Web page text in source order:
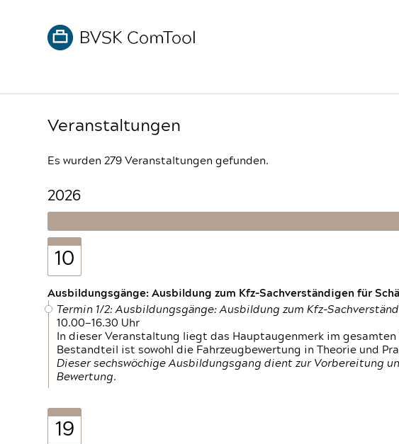
Veranstaltungen
Es wurden 279 Veranstaltungen gefunden.
2026
10
Ausbildungsgänge: Ausbildung zum Kfz-Sachverständigen für
Termin 1/2: Ausbildungsgänge: Ausbildung zum Kfz-
10.00—16.30 Uhr
In dieser Veranstaltung liegt das Hauptaugenmerk im
Bestandteil ist sowohl die Fahrzeugbewertung in Theorie und
Dieser sechswöchige Ausbildungsgang dient zur Vorbereitung
Bewertung.
19